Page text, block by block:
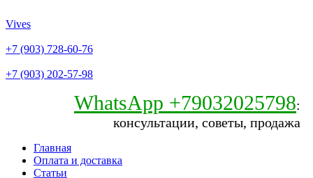
Vives
+7 (903) 728-60-76
+7 (903) 202-57-98
WhatsApp +79032025798:
консультации, советы, продажа
Главная
Оплата и доставка
Статьи